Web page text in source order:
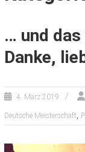
… und
Danke,
4. März 2019
Deutsche Meisterschaft,